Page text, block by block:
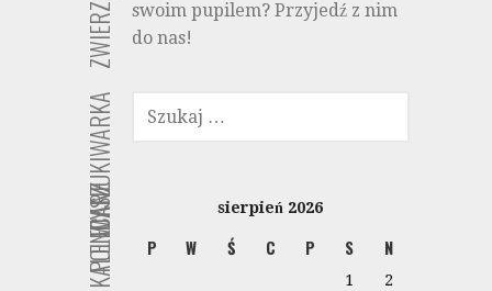
swoim pupilem? Przyjedź z nim
do nas!
WYSZUKIWARKA SZUKAJ:
KALENDARZ sierpień 2026
P W Ś C P S N
1
2
POLECANE